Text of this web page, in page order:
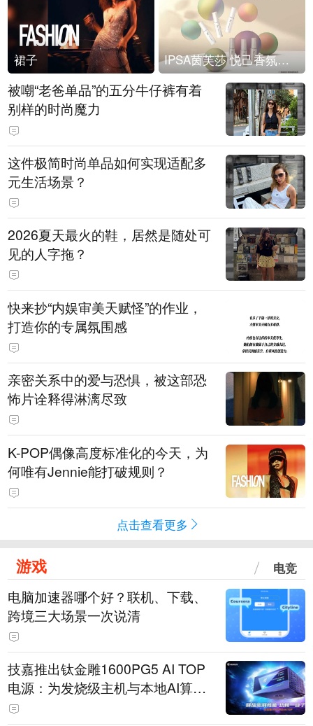
裙子 IPSA茵芙莎 悦己香氛凝露上市
被嘲“老爸单品”的五分牛仔裤有着
别样的时尚魔力
这件极简时尚单品如何实现适配多
元生活场景？
2026夏天最火的鞋，居然是随处可
见的人字拖？
快来抄“内娱审美天赋怪”的作业，
打造你的专属氛围感
亲密关系中的爱与恐惧，被这部恐
怖片诠释得淋漓尽致
K-POP偶像高度标准化的今天，为
何唯有Jennie能打破规则？
点击查看更多
游戏 电竞
电脑加速器哪个好？联机、下载、
跨境三大场景一次说清
技嘉推出钛金雕1600PG5 AI TOP
电源：为发烧级主机与本地AI算力
打造旗舰供电方案